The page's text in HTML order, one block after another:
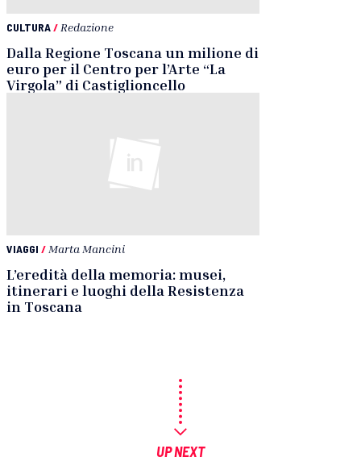
CULTURA/ Redazione
Dalla Regione Toscana un milione di
euro per il Centro per l’Arte “La
Virgola” di Castiglioncello
VIAGGI / Marta Mancini
L’eredità della memoria: musei,
itinerari e luoghi della Resistenza
in Toscana
UP NEXT